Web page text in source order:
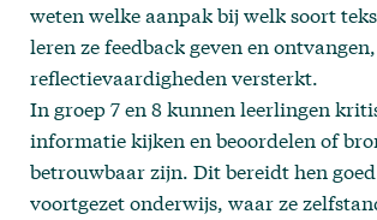
weten welke aanpak bij welk soort
leren ze feedback geven en
reflectievaardigheden versterkt.
In groep 7 en 8 kunnen leerlingen
informatie kijken en beoordelen of
betrouwbaar zijn. Dit bereidt hen
voortgezet onderwijs, waar ze